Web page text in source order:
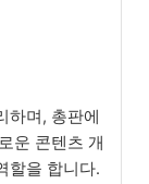
하며, 총판에
운 콘텐츠 개
할을 합니다.